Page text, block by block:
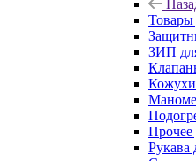
Товары
ЗИП
Прочее
Рукава